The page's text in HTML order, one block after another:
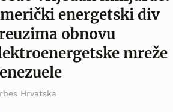
energetski div
obnovu
mreže
Hrvatska